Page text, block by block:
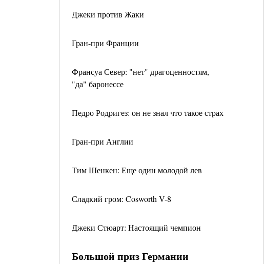
Джеки против Жаки
Гран-при Франции
Франсуа Север: "нет" драгоценностям,
"да" баронессе
Педро Родригез: он не знал что такое страх
Гран-при Англии
Тим Шенкен: Еще один молодой лев
Сладкий гром: Cosworth V-8
Джеки Стюарт: Настоящий чемпион
Большой приз Германии